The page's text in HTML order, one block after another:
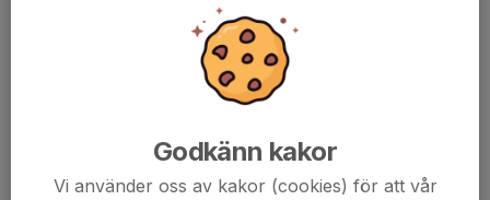
Godkänn kakor
Vi använder oss av kakor (cookies) för att vår